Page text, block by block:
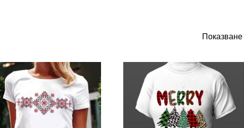
Показване